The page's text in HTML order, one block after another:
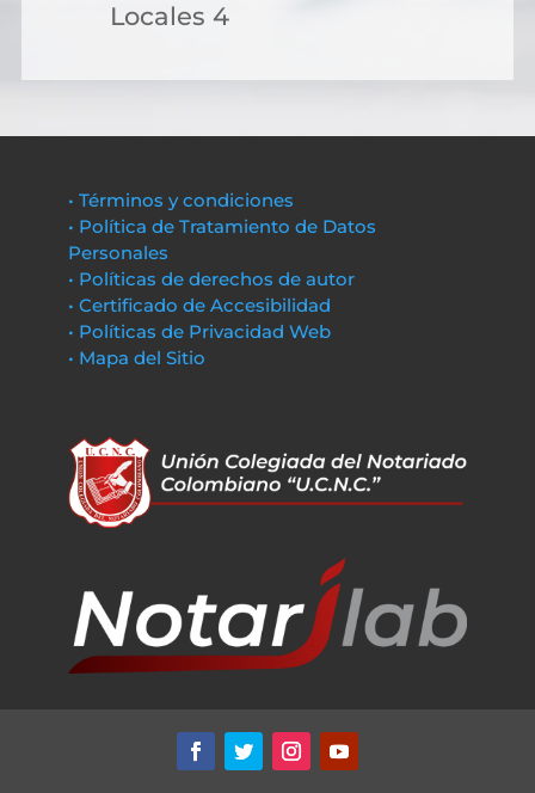
Locales 4
• Términos y condiciones
• Política de Tratamiento de Datos
Personales
• Políticas de derechos de autor
• Certificado de Accesibilidad
• Políticas de Privacidad Web
• Mapa del Sitio